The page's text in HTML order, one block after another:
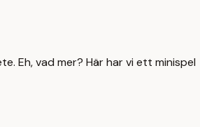
Eh, vad mer? Här har vi ett minispel